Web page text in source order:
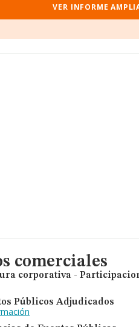
VER INFORME
comerciales
corporativa -
Públicos Adjudicados